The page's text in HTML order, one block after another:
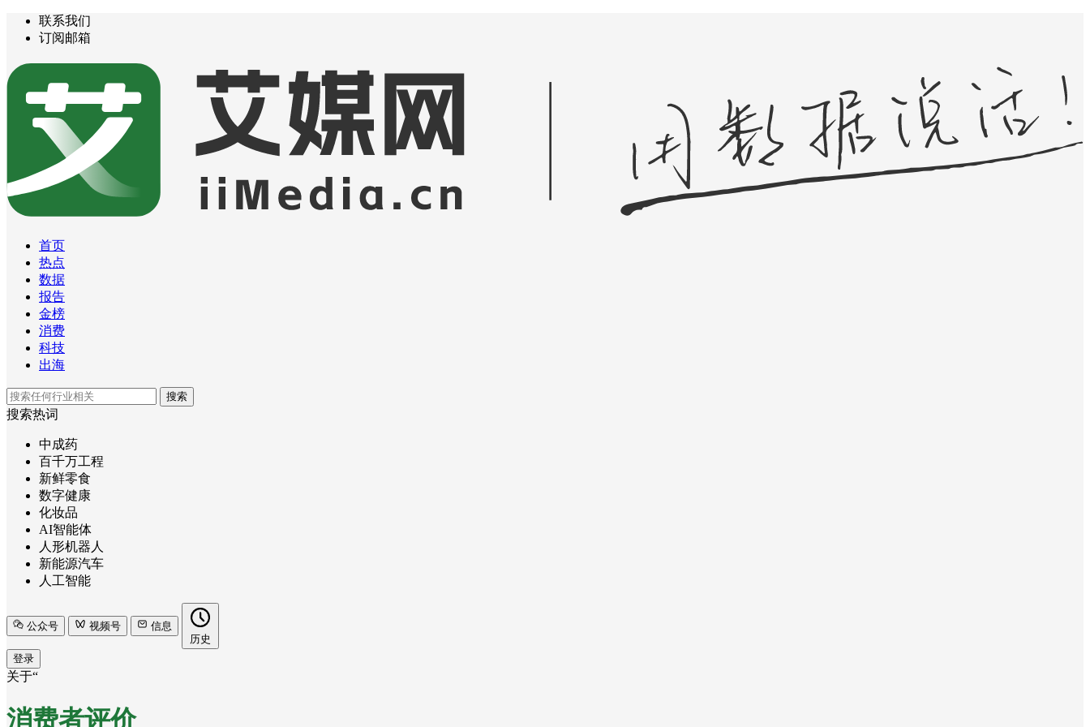
联系我们
订阅邮箱
首页
热点
数据
报告
金榜
消费
科技
出海
搜索
搜索热词
中成药
百千万工程
新鲜零食
数字健康
化妆品
AI智能体
人形机器人
新能源汽车
人工智能
公众号 视频号
信息
历史
登录
关于“
消费者评价